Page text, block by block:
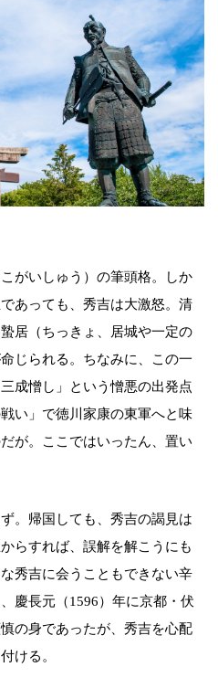
がいしゅう）の筆頭格。しか
あっても、秀吉は大激怒。清
居（ちっきょ、居城や一定の
じられる。ちなみに、この一
成憎し」という憎悪の出発点
い」で徳川家康の東軍へと味
が。ここではいったん、置い
。帰国しても、秀吉の謁見は
らすれば、誤解を解こうにも
秀吉に会うこともできない辛
慶長元（1596）年に京都・伏
の身であったが、秀吉を心配
ける。